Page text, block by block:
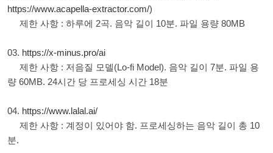
https://www.acapella-extractor.com/)
제한 사항 : 하루에 2곡. 음악 길이 10분. 파일 용량 80MB
03. https://x-minus.pro/ai
제한 사항 : 저음질 모델(Lo-fi Model). 음악 길이 7분. 파일 용
량 60MB. 24시간 당 프로세싱 시간 18분
04. https://www.lalal.ai/
제한 사항 : 계정이 있어야 함. 프로세싱하는 음악 길이 총 10
분.